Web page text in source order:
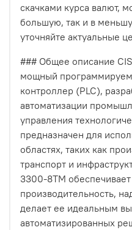
скачками курса валют,
большую, так и в
уточняйте актуальные
### Общее описание
мощный
контроллер (PLC),
автоматизации
управления
предназначен для
областях, таких как
транспорт и
3300-8TM
производительность,
делает ее идеальным
автоматизированных